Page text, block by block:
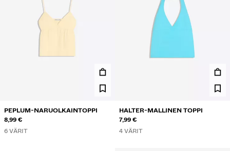
PEPLUM-NARUOLKAINTOPPI
8,99 €
6 VÄRIT
HALTER-MALLINEN TOPPI
7,99 €
4 VÄRIT